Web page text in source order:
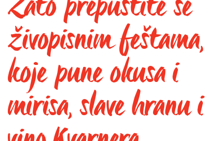
živopisnim feštama,
koje pune okusa i
mirisa, slave hranu i